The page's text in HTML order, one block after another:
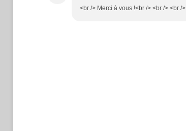
<br /> Merci à vous !<br /> <br /> <br />